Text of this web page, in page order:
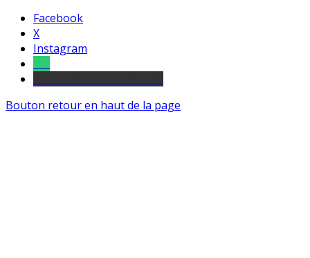
Facebook
X
Instagram
Bouton retour en haut de la page